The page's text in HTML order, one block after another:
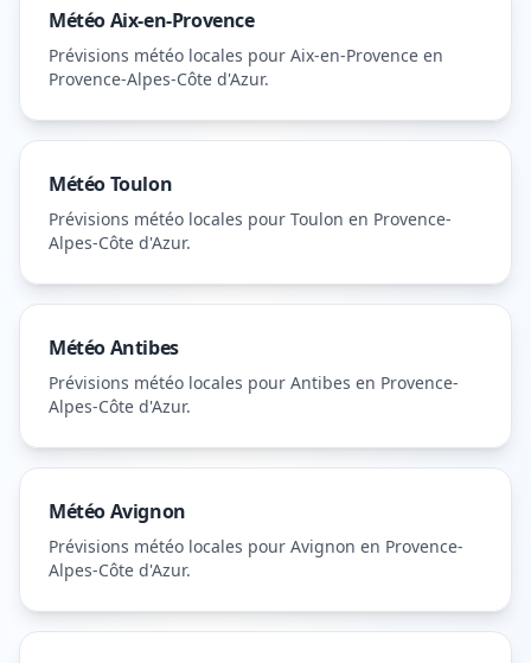
MétéoAix-en-Provence
Prévisions météo locales pour Aix-en-Provence en
Provence-Alpes-Côte d'Azur.
MétéoToulon
Prévisions météo locales pour Toulon en Provence-
Alpes-Côte d'Azur.
MétéoAntibes
Prévisions météo locales pour Antibes en Provence-
Alpes-Côte d'Azur.
MétéoAvignon
Prévisions météo locales pour Avignon en Provence-
Alpes-Côte d'Azur.